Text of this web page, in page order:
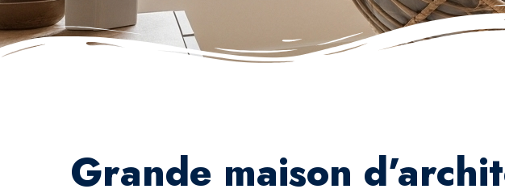
Grande maison